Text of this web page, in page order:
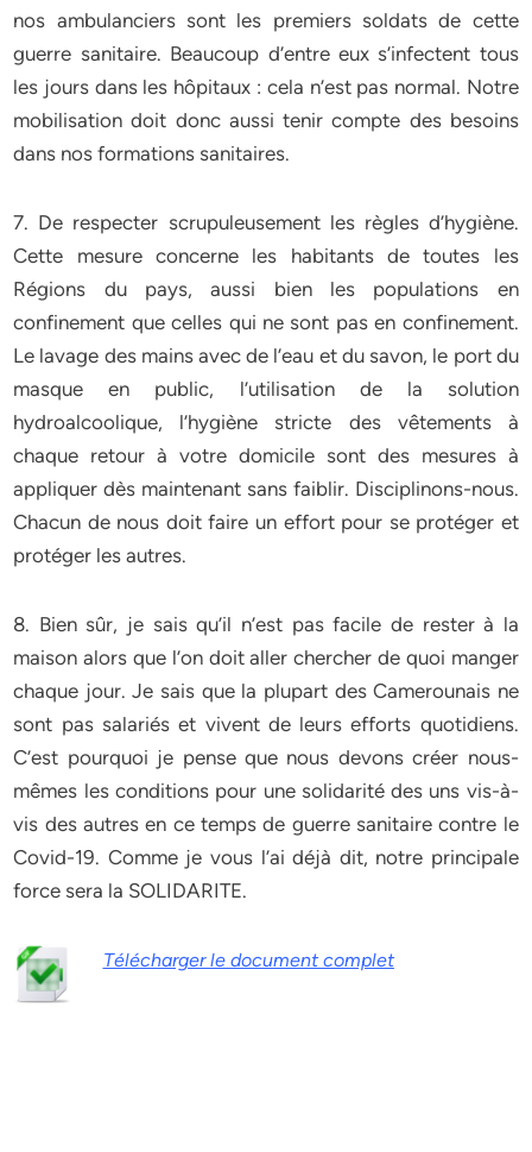
nos ambulanciers sont les premiers soldats de cette
guerre sanitaire. Beaucoup d’entre eux s’infectent tous
les jours dans les hôpitaux : cela n’est pas normal. Notre
mobilisation doit donc aussi tenir compte des besoins
dans nos formations sanitaires.
7. De respecter scrupuleusement les règles d’hygiène.
Cette mesure concerne les habitants de toutes les
Régions du pays, aussi bien les populations en
confinement que celles qui ne sont pas en confinement.
Le lavage des mains avec de l’eau et du savon, le port du
masque en public, l’utilisation de la solution
hydroalcoolique, l’hygiène stricte des vêtements à
chaque retour à votre domicile sont des mesures à
appliquer dès maintenant sans faiblir. Disciplinons-nous.
Chacun de nous doit faire un effort pour se protéger et
protéger les autres.
8. Bien sûr, je sais qu’il n’est pas facile de rester à la
maison alors que l’on doit aller chercher de quoi manger
chaque jour. Je sais que la plupart des Camerounais ne
sont pas salariés et vivent de leurs efforts quotidiens.
C’est pourquoi je pense que nous devons créer nous-
mêmes les conditions pour une solidarité des uns vis-à-
vis des autres en ce temps de guerre sanitaire contre le
Covid-19. Comme je vous l’ai déjà dit, notre principale
force sera la SOLIDARITE.
Télécharger le document complet